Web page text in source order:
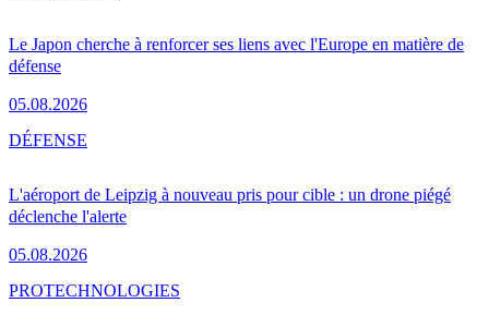
Le Japon cherche à renforcer ses liens avec l'Europe en matière de
défense
05.08.2026
L'aéroport de Leipzig à nouveau pris pour cible : un drone piégé
déclenche l'alerte
05.08.2026
DÉFENSE
PROTECHNOLOGIES